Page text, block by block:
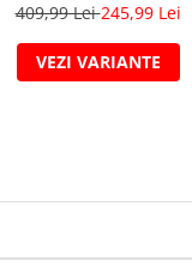
409,99 Lei245,99 Lei
VEZI VARIANTE